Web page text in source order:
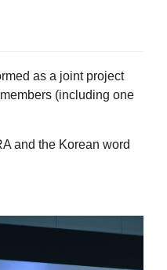
as a joint project
(including one
and the Korean word